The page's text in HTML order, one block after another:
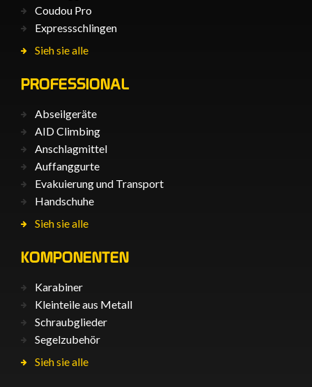
Coudou Pro
Expressschlingen
Sieh sie alle
PROFESSIONAL
Abseilgeräte
AID Climbing
Anschlagmittel
Auffanggurte
Evakuierung und Transport
Handschuhe
Sieh sie alle
KOMPONENTEN
Karabiner
Kleinteile aus Metall
Schraubglieder
Segelzubehör
Sieh sie alle